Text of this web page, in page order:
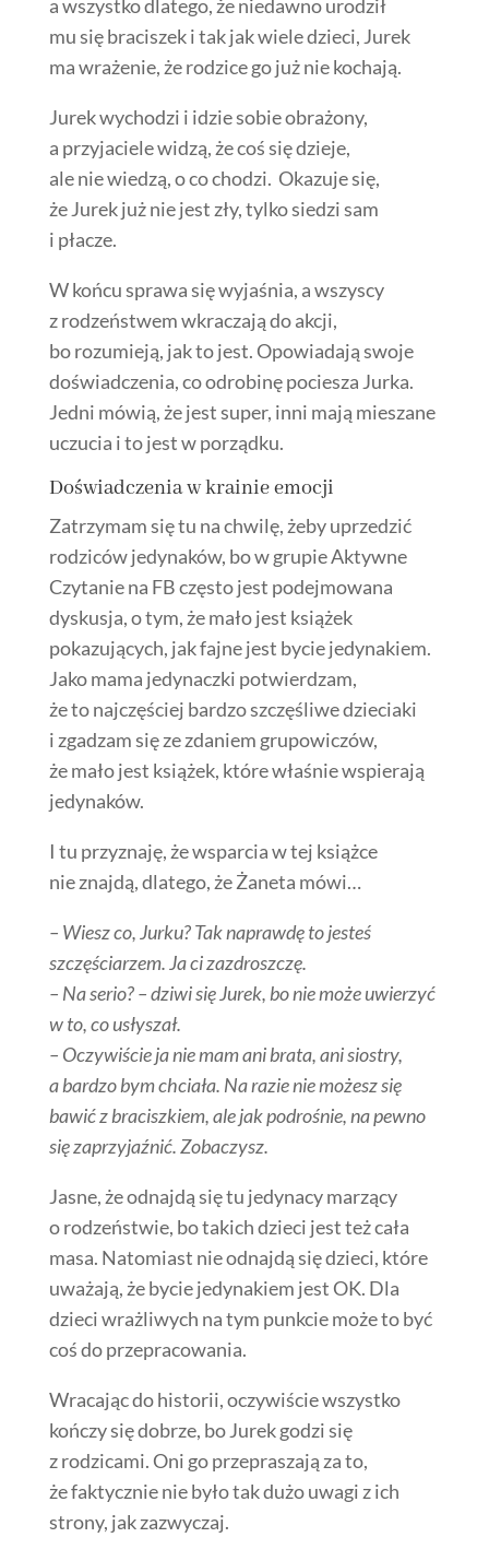
a wszystko dlatego, że niedawno urodził
mu się braciszek i tak jak wiele dzieci, Jurek
ma wrażenie, że rodzice go już nie kochają.
Jurek wychodzi i idzie sobie obrażony,
a przyjaciele widzą, że coś się dzieje,
ale nie wiedzą, o co chodzi. Okazuje się,
że Jurek już nie jest zły, tylko siedzi sam
i płacze.
W końcu sprawa się wyjaśnia, a wszyscy
z rodzeństwem wkraczają do akcji,
bo rozumieją, jak to jest. Opowiadają swoje
doświadczenia, co odrobinę pociesza Jurka.
Jedni mówią, że jest super, inni mają mieszane
uczucia i to jest w porządku.
Doświadczenia w krainie emocji
Zatrzymam się tu na chwilę, żeby uprzedzić
rodziców jedynaków, bo w grupie Aktywne
Czytanie na FB często jest podejmowana
dyskusja, o tym, że mało jest książek
pokazujących, jak fajne jest bycie jedynakiem.
Jako mama jedynaczki potwierdzam,
że to najczęściej bardzo szczęśliwe dzieciaki
i zgadzam się ze zdaniem grupowiczów,
że mało jest książek, które właśnie wspierają
jedynaków.
I tu przyznaję, że wsparcia w tej książce
nie znajdą, dlatego, że Żaneta mówi…
– Wiesz co, Jurku? Tak naprawdę to jesteś
szczęściarzem. Ja ci zazdroszczę.
– Na serio? – dziwi się Jurek, bo nie może uwierzyć
w to, co usłyszał.
– Oczywiście ja nie mam ani brata, ani siostry,
a bardzo bym chciała. Na razie nie możesz się
bawić z braciszkiem, ale jak podrośnie, na pewno
się zaprzyjaźnić. Zobaczysz.
Jasne, że odnajdą się tu jedynacy marzący
o rodzeństwie, bo takich dzieci jest też cała
masa. Natomiast nie odnajdą się dzieci, które
uważają, że bycie jedynakiem jest OK. Dla
dzieci wrażliwych na tym punkcie może to być
coś do przepracowania.
Wracając do historii, oczywiście wszystko
kończy się dobrze, bo Jurek godzi się
z rodzicami. Oni go przepraszają za to,
że faktycznie nie było tak dużo uwagi z ich
strony, jak zazwyczaj.